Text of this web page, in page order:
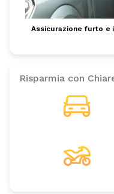
Assicurazione furto e
Risparmia con